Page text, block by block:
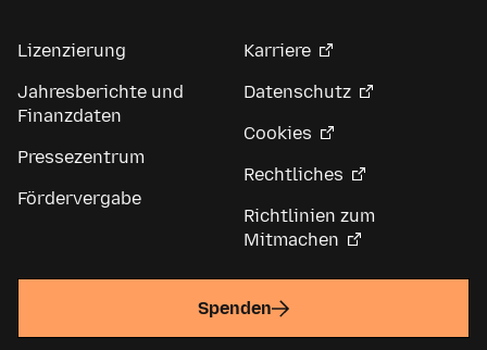
Lizenzierung
Jahresberichte und
Finanzdaten
Pressezentrum
Fördervergabe
Karriere
Datenschutz
Cookies
Rechtliches
Richtlinien zum
Mitmachen
Spenden